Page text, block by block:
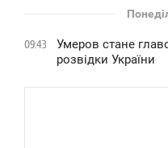
09:43
Умеров стане
розвідки України